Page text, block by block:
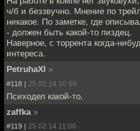
ч/б и беззвучно. Мнение по
никакое. По заметке, где
- должен быть какой-то пиздец.
Наверное, с торрента когда-
интереса.
PetruhaXI »
#118 | 25.02.14 10:59
Психодел какой-то.
zaffka »
#119 | 25.02.14 11:00